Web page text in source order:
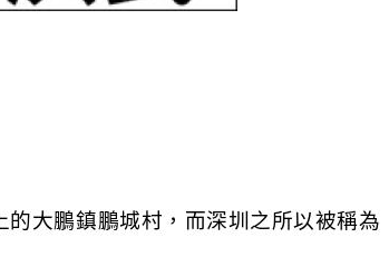
大鵬鎮鵬城村，而深圳之所以被稱為